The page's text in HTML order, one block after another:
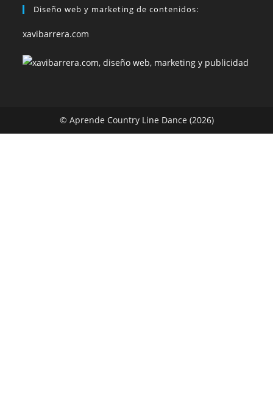
Diseño web y marketing de contenidos:
xavibarrera.com
© Aprende Country Line Dance (2026)